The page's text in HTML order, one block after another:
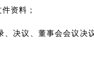
资料；
决议、董事会会议决